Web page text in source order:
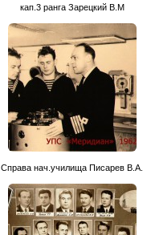
кап.3 ранга Зарецкий В.М
Cправа нач.училища Писарев В.А.